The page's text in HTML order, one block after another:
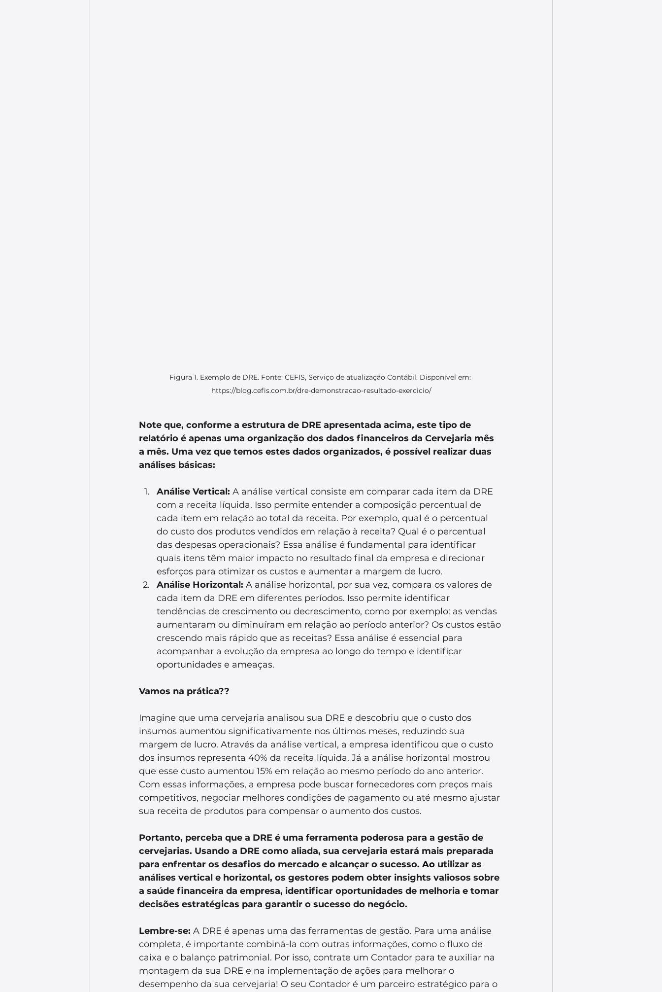
Figura 1. Exemplo de DRE. Fonte: CEFIS, Serviço de atualização Contábil. Disponível em:
https://blog.cefis.com.br/dre-demonstracao-resultado-exercicio/
Note que, conforme a estrutura de DRE apresentada acima, este tipo de
relatório é apenas uma organização dos dados financeiros da Cervejaria mês
a mês. Uma vez que temos estes dados organizados, é possível realizar duas
análises básicas:
Análise Vertical: A análise vertical consiste em comparar cada item da DRE
com a receita líquida. Isso permite entender a composição percentual de
cada item em relação ao total da receita. Por exemplo, qual é o percentual
do custo dos produtos vendidos em relação à receita? Qual é o percentual
das despesas operacionais? Essa análise é fundamental para identificar
quais itens têm maior impacto no resultado final da empresa e direcionar
esforços para otimizar os custos e aumentar a margem de lucro.
Análise Horizontal: A análise horizontal, por sua vez, compara os valores de
cada item da DRE em diferentes períodos. Isso permite identificar
tendências de crescimento ou decrescimento, como por exemplo: as vendas
aumentaram ou diminuíram em relação ao período anterior? Os custos estão
crescendo mais rápido que as receitas? Essa análise é essencial para
acompanhar a evolução da empresa ao longo do tempo e identificar
oportunidades e ameaças.
Vamos na prática??
Imagine que uma cervejaria analisou sua DRE e descobriu que o custo dos
insumos aumentou significativamente nos últimos meses, reduzindo sua
margem de lucro. Através da análise vertical, a empresa identificou que o custo
dos insumos representa 40% da receita líquida. Já a análise horizontal mostrou
que esse custo aumentou 15% em relação ao mesmo período do ano anterior.
Com essas informações, a empresa pode buscar fornecedores com preços mais
competitivos, negociar melhores condições de pagamento ou até mesmo ajustar
sua receita de produtos para compensar o aumento dos custos.
Portanto, perceba que a DRE é uma ferramenta poderosa para a gestão de
cervejarias. Usando a DRE como aliada, sua cervejaria estará mais preparada
para enfrentar os desafios do mercado e alcançar o sucesso. Ao utilizar as
análises vertical e horizontal, os gestores podem obter insights valiosos sobre
a saúde financeira da empresa, identificar oportunidades de melhoria e tomar
decisões estratégicas para garantir o sucesso do negócio.
Lembre-se: A DRE é apenas uma das ferramentas de gestão. Para uma análise
completa, é importante combiná-la com outras informações, como o fluxo de
caixa e o balanço patrimonial. Por isso, contrate um Contador para te auxiliar na
montagem da sua DRE e na implementação de ações para melhorar o
desempenho da sua cervejaria! O seu Contador é um parceiro estratégico para o